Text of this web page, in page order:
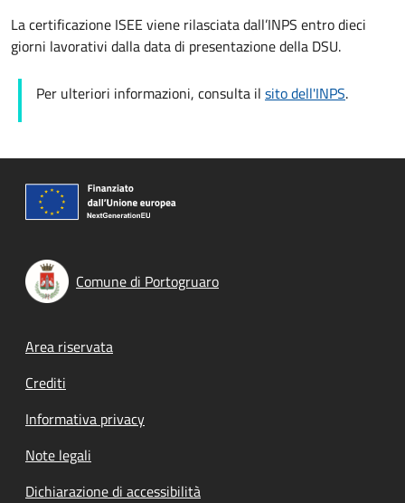
La certificazione ISEE viene rilasciata dall’INPS entro dieci
giorni lavorativi dalla data di presentazione della DSU.
Per ulteriori informazioni, consulta il sito dell'INPS.
Comune di Portogruaro
Footer menu
Area riservata
Crediti
Informativa privacy
Note legali
Dichiarazione di accessibilità